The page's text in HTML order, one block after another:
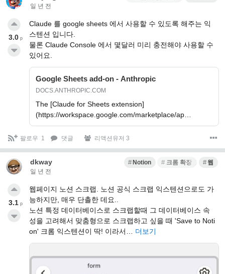
일 년 전
Claude 를 google sheets 에서 사용할 수 있도록 해주는 익
스텐션 입니다.
물론 Claude Console 에서 몇달러 미리 충전해야 사용할 수
있어요.
Google Sheets add-on - Anthropic
DOCS.ANTHROPIC.COM
The [Claude for Sheets extension]
(https://workspace.google.com/marketplace/ap…
3.0 p
팔로우 1 댓글 리액션유저 3
dkway
일 년 전
Notion 크롬 확장 프로그램
웹
웹페이지 노션 스크랩. 노션 공식 스크랩 익스텐션으로도 가
능하지만, 매우 단촐한 데요..
노션 특정 데이터베이스로 스크랩할때 그 데이터베이스 속
성을 고려해서 맞춤형으로 스크랩하고 싶을 때 'Save to Noti
on' 크롬 익스텐션이 딱! 이라서… 더보기
3.1 p